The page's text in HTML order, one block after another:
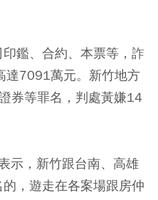
鑑、合約、本票等，詐
達7091萬元。新竹地方
券等罪名，判處黃嫌14
示，新竹跟台南、高雄
，遊走在各案場跟房仲